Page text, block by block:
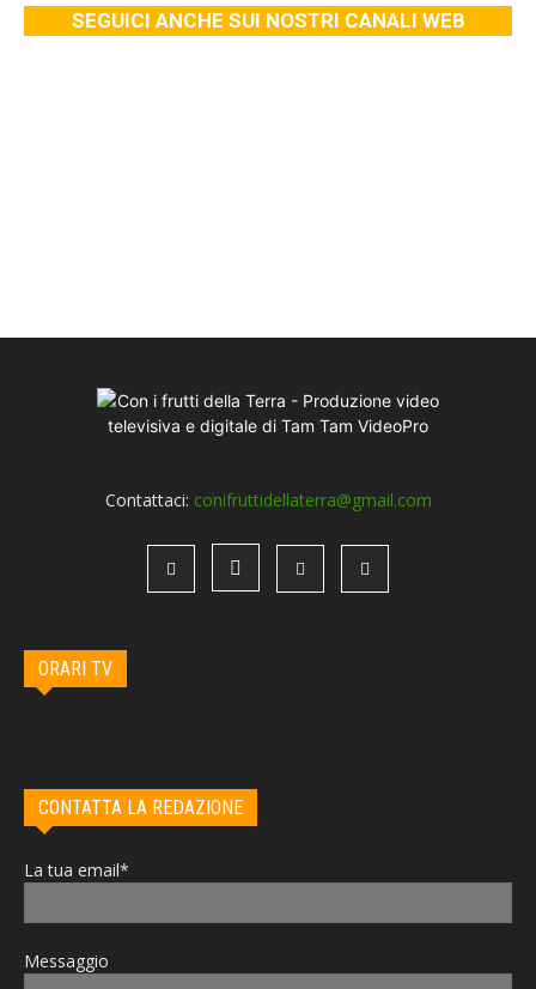
SEGUICI ANCHE SUI NOSTRI CANALI WEB
Contattaci: conifruttidellaterra@gmail.com
ORARI TV
CONTATTA LA REDAZIONE
La tua email*
Messaggio